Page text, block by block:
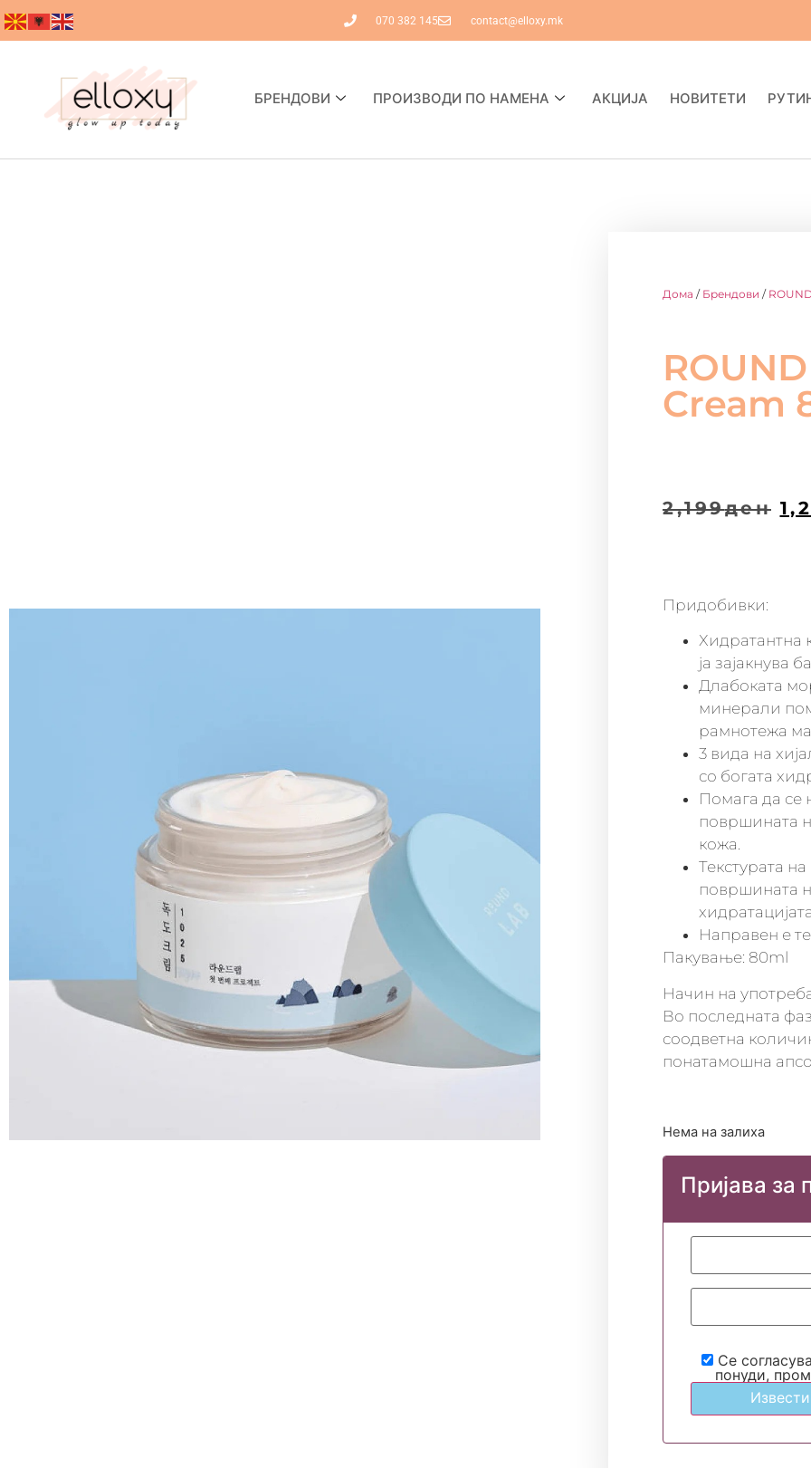
070 382 145 contact@elloxy.mk
БРЕНДОВИ ПРОИЗВОДИ ПО НАМЕНА АКЦИЈА НОВИТЕТИ
Дома / Брендови /
Cream
2,199ден
Придобивки:
Хидратантна
ја зајакнува
Длабоката
минерали
рамнотежа
3 вида на
со богата
Помага да се
површината
кожа.
Текстурата
површината
Направен е
Пакување: 80ml
Начин на
Во последната
соодветна
понатамошна
Нема на залиха
Пријава за
Се
понуди,